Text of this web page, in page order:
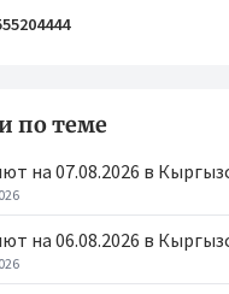
по теме
на 07.08.2026 в
на 06.08.2026 в